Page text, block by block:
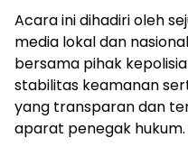
Acara ini dihadiri oleh
media lokal dan
bersama pihak
stabilitas keamanan
yang transparan dan
aparat penegak hukum.